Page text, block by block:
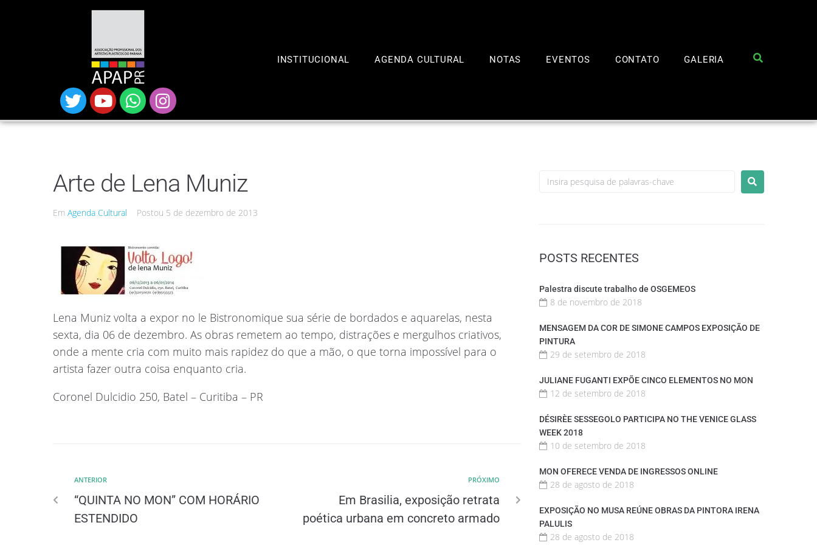
INSTITUCIONAL AGENDA CULTURAL NOTAS EVENTOS CONTATO GALERIA
Arte de Lena Muniz
Em Agenda Cultural Postou 5 de dezembro de 2013
Lena Muniz volta a expor no le Bistronomique sua série de bordados e aquarelas, nesta
sexta, dia 06 de dezembro. As obras remetem ao tempo, distrações e mergulhos criativos,
onde a mente cria com muito mais rapidez do que a mão, o que torna impossível para o
artista fazer outra coisa enquanto cria.
Coronel Dulcidio 250, Batel – Curitiba – PR
ANTERIOR
“QUINTA NO MON” COM HORÁRIO
ESTENDIDO
PRÓXIMO
Em Brasilia, exposição retrata
poética urbana em concreto armado
POSTS RECENTES
Palestra discute trabalho de OSGEMEOS
8 de novembro de 2018
MENSAGEM DA COR DE SIMONE CAMPOS EXPOSIÇÃO DE
PINTURA
29 de setembro de 2018
JULIANE FUGANTI EXPÕE CINCO ELEMENTOS NO MON
12 de setembro de 2018
DÉSIRÈE SESSEGOLO PARTICIPA NO THE VENICE GLASS
WEEK 2018
10 de setembro de 2018
MON OFERECE VENDA DE INGRESSOS ONLINE
28 de agosto de 2018
EXPOSIÇÃO NO MUSA REÚNE OBRAS DA PINTORA IRENA
PALULIS
28 de agosto de 2018